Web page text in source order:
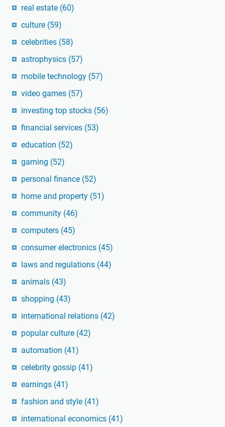
real estate (60)
culture (59)
celebrities (58)
astrophysics (57)
mobile technology (57)
video games (57)
investing top stocks (56)
financial services (53)
education (52)
gaming (52)
personal finance (52)
home and property (51)
community (46)
computers (45)
consumer electronics (45)
laws and regulations (44)
animals (43)
shopping (43)
international relations (42)
popular culture (42)
automation (41)
celebrity gossip (41)
earnings (41)
fashion and style (41)
international economics (41)